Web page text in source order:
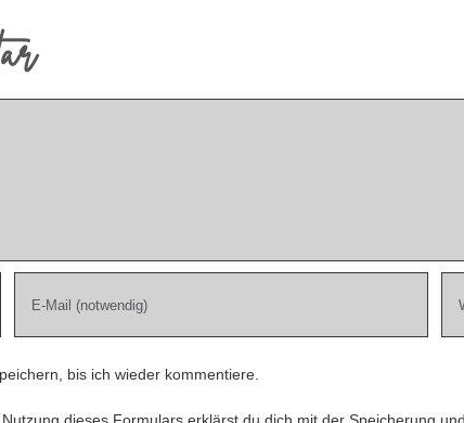
bis ich wieder kommentiere.